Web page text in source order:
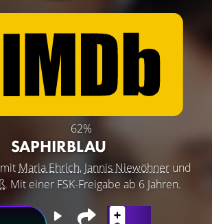
62%
SAPHIRBLAU
Maria Ehrich, Jannis Niewöhnerund
. Mit einer FSK-Freigabe ab 6 Jahren.